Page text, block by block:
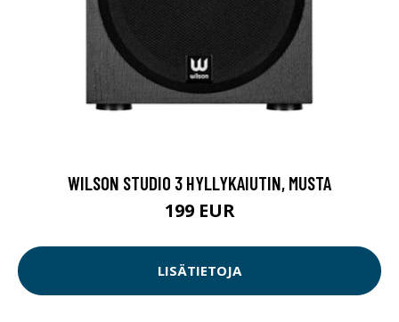
WILSON STUDIO 3 HYLLYKAIUTIN, MUSTA
199 EUR
LISÄTIETOJA